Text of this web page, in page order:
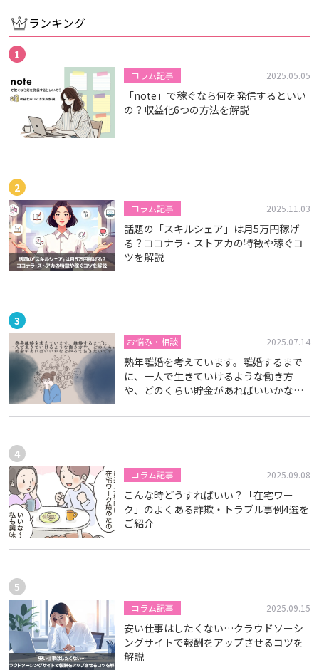
ランキング
コラム記事 2025.05.05
「note」で稼ぐなら何を発信するといい
の？収益化6つの方法を解説
コラム記事 2025.11.03
話題の「スキルシェア」は月5万円稼げ
る？ココナラ・ストアカの特徴や稼ぐコ
ツを解説
お悩み・相談 2025.07.14
熟年離婚を考えています。離婚するまで
に、一人で生きていけるような働き方
や、どのくらい貯金があればいいかなど
コラム記事 2025.09.08
こんな時どうすればいい？「在宅ワー
ク」のよくある詐欺・トラブル事例4選を
ご紹介
コラム記事 2025.09.15
安い仕事はしたくない…クラウドソーシ
ングサイトで報酬をアップさせるコツを
解説